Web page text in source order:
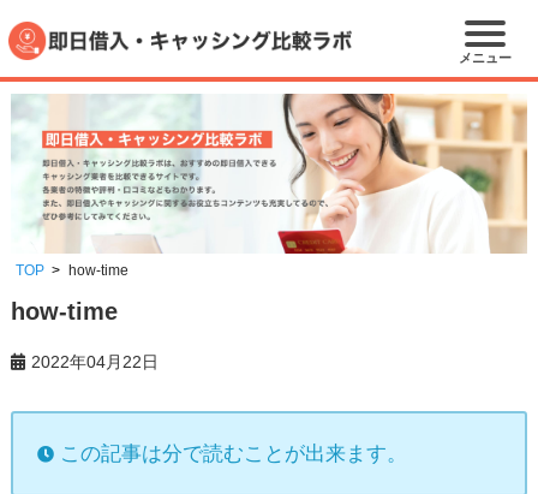
メニュー
TOP how-time
how-time
2022年04月22日
この記事は分で読むことが出来ます。